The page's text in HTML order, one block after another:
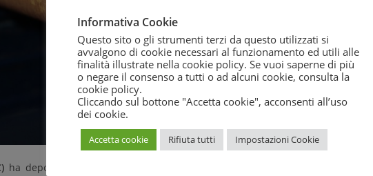
ha depositato presso l’
Informativa Cookie
Questo sito o gli strumenti terzi da questo utilizzati si
avvalgono di cookie necessari al funzionamento ed utili alle
finalità illustrate nella cookie policy. Se vuoi saperne di più
o negare il consenso a tutti o ad alcuni cookie, consulta la
cookie policy.
Cliccando sul bottone "Accetta cookie", acconsenti all’uso
dei cookie.
Accetta cookie Rifiuta tutti Impostazioni Cookie